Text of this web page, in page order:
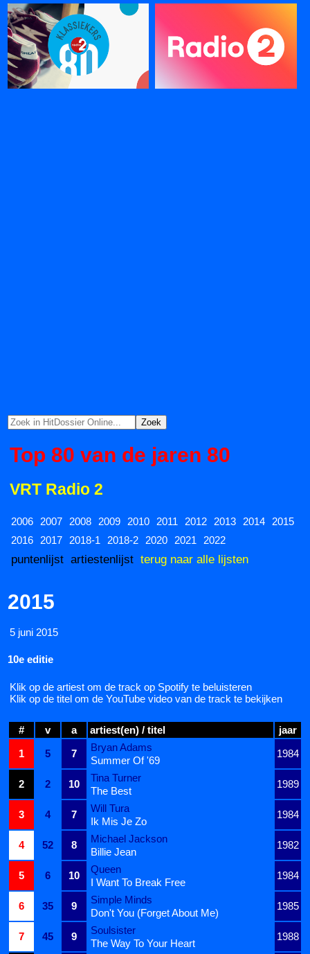
Top 80 van de jaren 80
VRT Radio 2
2006 2007 2008 2009 2010 2011 2012 2013 2014
2015
2016
2017 2018-1 2018-2 2020 2021 2022
puntenlijst artiestenlijst terug naar alle lijsten
2015
5 juni 2015
10e editie
Klik op de artiest om de track op Spotify te beluisteren
Klik op de titel om de YouTube video van de track te bekijken
# v a artiest(en) / titel
jaar
1
5 7
Bryan Adams
1984
Summer Of '69
2
2 10
Tina Turner
1989
The Best
3
4 7
Will Tura
1984
Ik Mis Je Zo
4
52 8
Michael Jackson
1982
Billie Jean
5
6 10
Queen
1984
I Want To Break Free
6
35 9
Simple Minds
1985
Don't You (Forget About Me)
7
45 9
Soulsister
1988
The Way To Your Heart